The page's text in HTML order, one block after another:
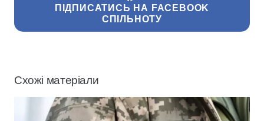
ПІДПИСАТИСЬ НА FACEBOOK
СПІЛЬНОТУ
Схожі матеріали